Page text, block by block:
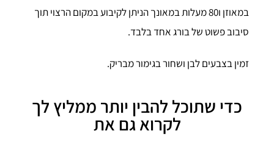
במאוזן ו80 מעלות במאונך הניתן לקיבוע במקום הרצוי תוך
סיבוב פשוט של בורג אחד בלבד.
זמין בצבעים לבן ושחור בגימור מבריק.
כדי שתוכל להבין יותר ממליץ לך
לקרוא גם את